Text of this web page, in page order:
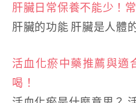
肝臟日常保養不能少！
肝臟的功能 肝臟是人體
活血化瘀中藥推薦與適
喝！